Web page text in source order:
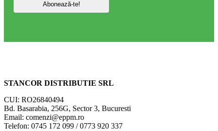
STANCOR DISTRIBUTIE SRL
CUI: RO26840494
Bd. Basarabia, 256G, Sector 3, Bucuresti
Email: comenzi@eppm.ro
Telefon: 0745 172 099 / 0773 920 337